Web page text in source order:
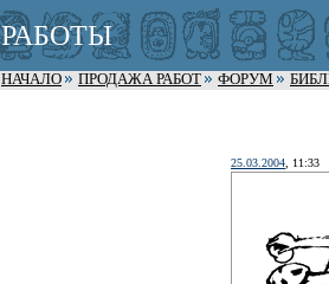
РАБОТЫ
НАЧАЛО ПРОДАЖА РАБОТ ФОРУМ
25.03.2004 , 11:33